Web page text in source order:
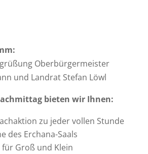
Oberbürgermeister
und Landrat Stefan Löwl
bieten wir Ihnen:
zu jeder vollen Stunde
des Erchana-Saals
Groß und Klein